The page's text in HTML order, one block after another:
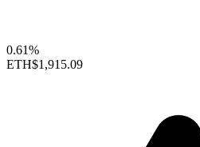
0.61%
ETH$1,915.09